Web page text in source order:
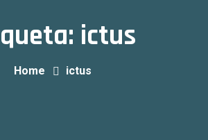
ictus
Home ictus